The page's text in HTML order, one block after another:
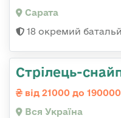
Сарата
18 окремий
Стрілець-
від 21000 до
Вся Україна